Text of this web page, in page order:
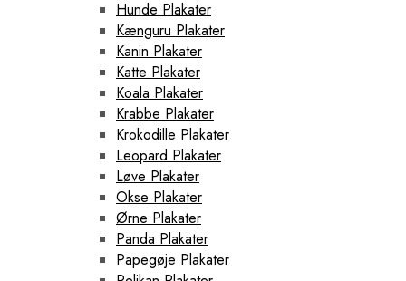
Hunde Plakater
Kænguru Plakater
Kanin Plakater
Katte Plakater
Koala Plakater
Krabbe Plakater
Krokodille Plakater
Leopard Plakater
Løve Plakater
Okse Plakater
Ørne Plakater
Panda Plakater
Papegøje Plakater